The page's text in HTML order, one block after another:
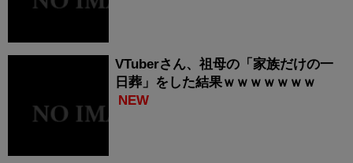
VTuberさん、祖母の「家族だけの一
日葬」をした結果ｗｗｗｗｗｗｗ
NEW